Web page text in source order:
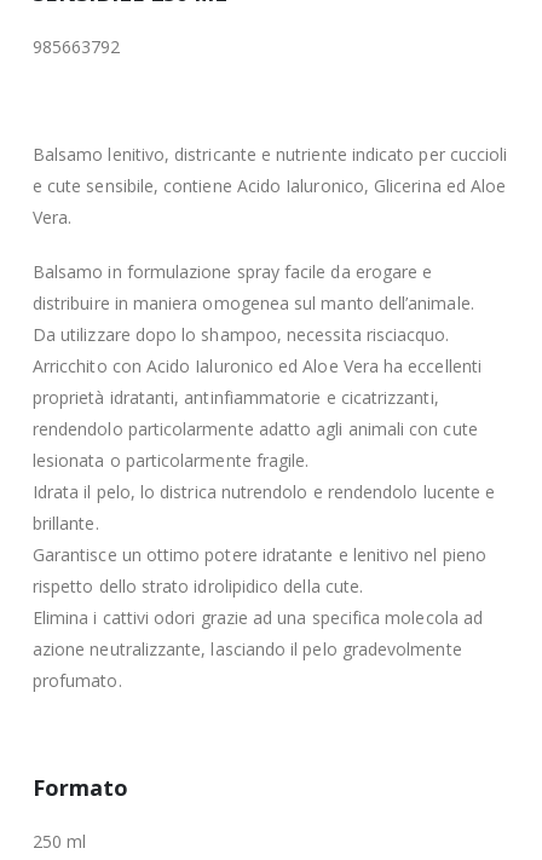
985663792
Balsamo lenitivo, districante e nutriente indicato per cuccioli
e cute sensibile, contiene Acido Ialuronico, Glicerina ed Aloe
Vera.
Balsamo in formulazione spray facile da erogare e
distribuire in maniera omogenea sul manto dell’animale.
Da utilizzare dopo lo shampoo, necessita risciacquo.
Arricchito con Acido Ialuronico ed Aloe Vera ha eccellenti
proprietà idratanti, antinfiammatorie e cicatrizzanti,
rendendolo particolarmente adatto agli animali con cute
lesionata o particolarmente fragile.
Idrata il pelo, lo districa nutrendolo e rendendolo lucente e
brillante.
Garantisce un ottimo potere idratante e lenitivo nel pieno
rispetto dello strato idrolipidico della cute.
Elimina i cattivi odori grazie ad una specifica molecola ad
azione neutralizzante, lasciando il pelo gradevolmente
profumato.
Formato
250 ml